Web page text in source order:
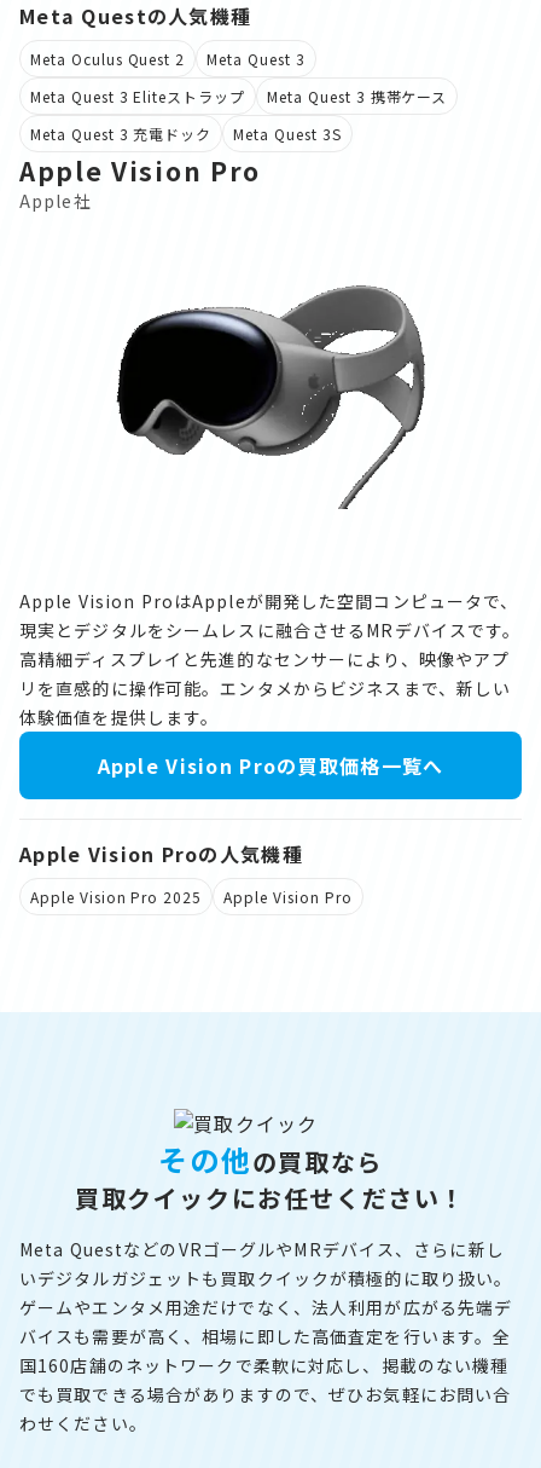
Meta Questの人気機種
Meta Oculus Quest 2
Meta Quest 3
Meta Quest 3 Eliteストラップ
Meta Quest 3 携帯ケース
Meta Quest 3 充電ドック
Meta Quest 3S
Apple Vision Pro
Apple社
Apple Vision ProはAppleが開発した空間コンピュータで、
現実とデジタルをシームレスに融合させるMRデバイスです。
高精細ディスプレイと先進的なセンサーにより、映像やアプ
リを直感的に操作可能。エンタメからビジネスまで、新しい
体験価値を提供します。
Apple Vision Proの買取価格一覧へ
Apple Vision Proの人気機種
Apple Vision Pro 2025 Apple Vision Pro
その他の買取なら
買取クイックにお任せください！
Meta QuestなどのVRゴーグルやMRデバイス、さらに新し
いデジタルガジェットも買取クイックが積極的に取り扱い。
ゲームやエンタメ用途だけでなく、法人利用が広がる先端デ
バイスも需要が高く、相場に即した高価査定を行います。全
国160店舗のネットワークで柔軟に対応し、掲載のない機種
でも買取できる場合がありますので、ぜひお気軽にお問い合
わせください。